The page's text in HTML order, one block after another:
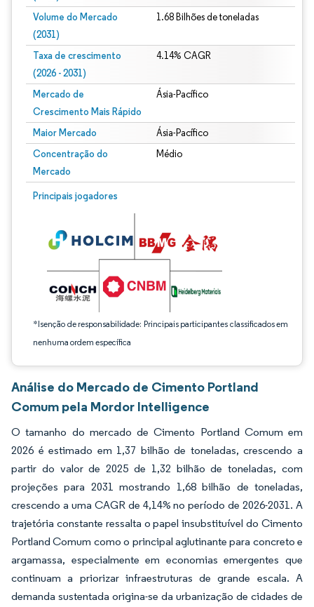
Volume do Mercado
(2031)
1.68 Bilhões de toneladas
Taxa de crescimento
(2026 - 2031)
4.14% CAGR
Mercado de
Crescimento Mais Rápido
Ásia-Pacífico
Maior Mercado Ásia-Pacífico
Concentração do
Mercado
Médio
Principais jogadores
*Isenção de responsabilidade: Principais participantes classificados em
nenhuma ordem específica
Imagem © Mordor Intelligence. O reuso requer atribuição conforme CC BY 4.0.
Análise do Mercado de Cimento Portland
Comum pela Mordor Intelligence
O tamanho do mercado de Cimento Portland Comum em
2026 é estimado em 1,37 bilhão de toneladas, crescendo a
partir do valor de 2025 de 1,32 bilhão de toneladas, com
projeções para 2031 mostrando 1,68 bilhão de toneladas,
crescendo a uma CAGR de 4,14% no período de 2026-2031. A
trajetória constante ressalta o papel insubstituível do Cimento
Portland Comum como o principal aglutinante para concreto e
argamassa, especialmente em economias emergentes que
continuam a priorizar infraestruturas de grande escala. A
demanda sustentada origina-se da urbanização de cidades de